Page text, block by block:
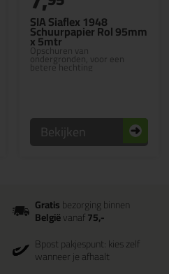
SIA Siaflex 1948
Schuurpapier Rol 95mm
x 5mtr
Opschuren van
ondergronden, voor een
betere hechting
Bekijken
Gratisbezorging binnen
Belgiëvanaf75,-
Bpost pakjespunt: kies zelf
wanneer je afhaalt